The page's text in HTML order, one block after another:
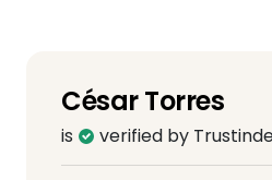
César Torres
is verified by